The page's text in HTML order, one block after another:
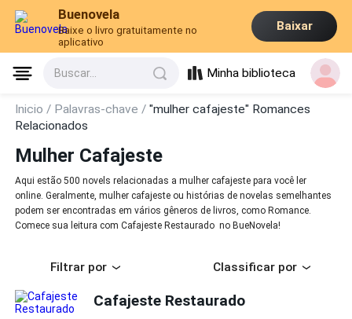
Buenovela
Baixe o livro gratuitamente no
aplicativo
Baixar
Buscar... Minha biblioteca
Inicio / Palavras-chave /"mulher cafajeste" Romances
Relacionados
Mulher Cafajeste
Aqui estão 500 novels relacionadas a mulher cafajeste para você ler
online. Geralmente, mulher cafajeste ou histórias de novelas semelhantes
podem ser encontradas em vários gêneros de livros, como Romance.
Comece sua leitura com Cafajeste Restaurado no BueNovela!
Filtrar por Classificar por
Cafajeste Restaurado